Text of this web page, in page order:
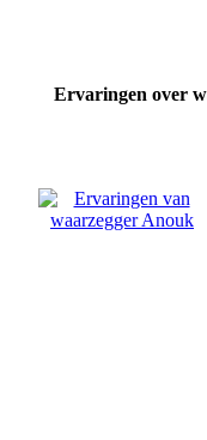
Ervaringen over